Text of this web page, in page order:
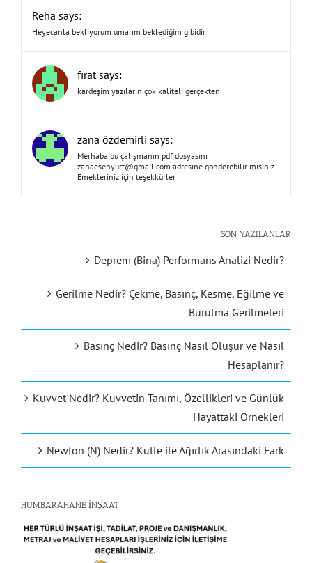
Reha says:
Heyecanla bekliyorum umarım beklediğim gibidir
fırat says:
kardeşim yazıların çok kaliteli gerçekten
zana özdemirli says:
Merhaba bu çalışmanın pdf dosyasını
zanaesenyurt@gmail.com adresine gönderebilir misiniz
Emekleriniz için teşekkürler
SON YAZILANLAR
Deprem (Bina) Performans Analizi Nedir?
Gerilme Nedir? Çekme, Basınç, Kesme, Eğilme ve
Burulma Gerilmeleri
Basınç Nedir? Basınç Nasıl Oluşur ve Nasıl
Hesaplanır?
Kuvvet Nedir? Kuvvetin Tanımı, Özellikleri ve Günlük
Hayattaki Örnekleri
Newton (N) Nedir? Kütle ile Ağırlık Arasındaki Fark
HUMBARAHANE İNŞAAT